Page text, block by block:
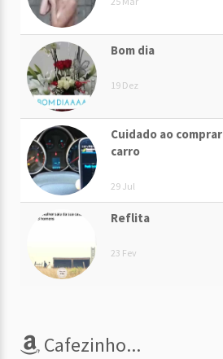
Bom dia
19 Dez
Cuidado ao comprar
carro
29 Jul
Reflita
23 Fev
Cafezinho...